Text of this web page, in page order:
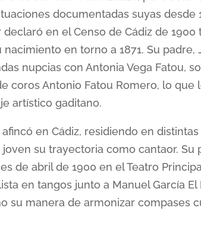
documentadas suyas desde
en el Censo de Cádiz de
en torno a 1871. Su padre,
nupcias con Antonia Vega Fatou,
coros Antonio Fatou Romero, lo que
artístico gaditano.
en Cádiz, residiendo en
su trayectoria como cantaor. Su
de abril de 1900 en el Teatro
en tangos junto a Manuel García
su manera de armonizar compases